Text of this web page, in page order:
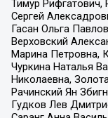
Тимур Рифгатович,
Сергей
Гасан Ольга
Верховский
Марина Петровна,
Чуркина Наталья
Николаевна,
Рачинский Ян
Гудков Лев